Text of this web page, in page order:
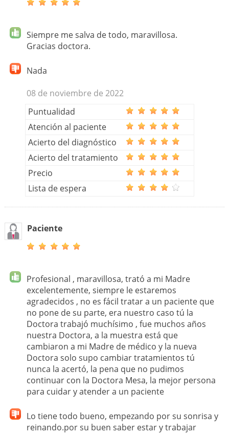
Siempre me salva de todo, maravillosa.
Gracias doctora.
Nada
08 de noviembre de 2022
Puntualidad
Atención al paciente
Acierto del diagnóstico
Acierto del tratamiento
Precio
Lista de espera
Paciente
Profesional , maravillosa, trató a mi Madre
excelentemente, siempre le estaremos
agradecidos , no es fácil tratar a un paciente que
no pone de su parte, era nuestro caso tú la
Doctora trabajó muchísimo , fue muchos años
nuestra Doctora, a la muestra está que
cambiaron a mi Madre de médico y la nueva
Doctora solo supo cambiar tratamientos tú
nunca la acertó, la pena que no pudimos
continuar con la Doctora Mesa, la mejor persona
para cuidar y atender a un paciente
Lo tiene todo bueno, empezando por su sonrisa y
reinando.por su buen saber estar y trabajar